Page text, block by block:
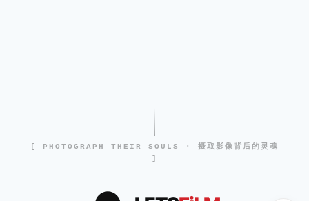
[ PHOTOGRAPH THEIR SOULS · 摄取影像背后的灵魂
]